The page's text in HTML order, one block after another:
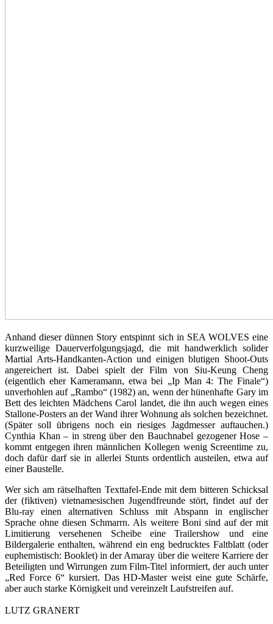
Anhand dieser dünnen Story entspinnt sich in SEA WOLVES eine
kurzweilige Dauerverfolgungsjagd, die mit handwerklich solider
Martial Arts-Handkanten-Action und einigen blutigen Shoot-Outs
angereichert ist. Dabei spielt der Film von Siu-Keung Cheng
(eigentlich eher Kameramann, etwa bei „Ip Man 4: The Finale“)
unverhohlen auf „Rambo“ (1982) an, wenn der hünenhafte Gary im
Bett des leichten Mädchens Carol landet, die ihn auch wegen eines
Stallone-Posters an der Wand ihrer Wohnung als solchen bezeichnet.
(Später soll übrigens noch ein riesiges Jagdmesser auftauchen.)
Cynthia Khan – in streng über den Bauchnabel gezogener Hose –
kommt entgegen ihren männlichen Kollegen wenig Screentime zu,
doch dafür darf sie in allerlei Stunts ordentlich austeilen, etwa auf
einer Baustelle.
Wer sich am rätselhaften Texttafel-Ende mit dem bitteren Schicksal
der (fiktiven) vietnamesischen Jugendfreunde stört, findet auf der
Blu-ray einen alternativen Schluss mit Abspann in englischer
Sprache ohne diesen Schmarrn. Als weitere Boni sind auf der mit
Limitierung versehenen Scheibe eine Trailershow und eine
Bildergalerie enthalten, während ein eng bedrucktes Faltblatt (oder
euphemistisch: Booklet) in der Amaray über die weitere Karriere der
Beteiligten und Wirrungen zum Film-Titel informiert, der auch unter
„Red Force 6“ kursiert. Das HD-Master weist eine gute Schärfe,
aber auch starke Körnigkeit und vereinzelt Laufstreifen auf.
LUTZ GRANERT